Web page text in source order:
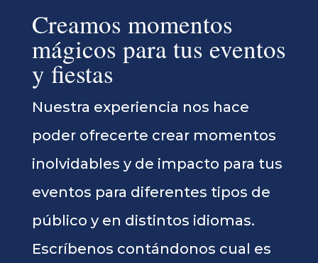
Creamos momentos
mágicos para tus eventos
y fiestas
Nuestra experiencia nos hace
poder ofrecerte crear momentos
inolvidables y de impacto para tus
eventos para diferentes tipos de
público y en distintos idiomas.
Escríbenos contándonos cual es